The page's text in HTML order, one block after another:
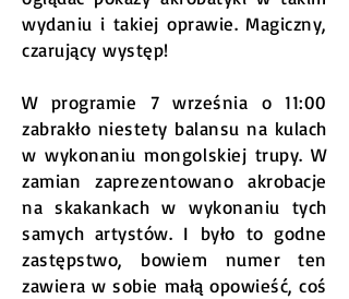
wydaniu i takiej oprawie. Magiczny,
czarujący występ!
W programie 7 września o 11:00
zabrakło niestety balansu na kulach
w wykonaniu mongolskiej trupy. W
zamian zaprezentowano akrobacje
na skakankach w wykonaniu tych
samych artystów. I było to godne
zastępstwo, bowiem numer ten
zawiera w sobie małą opowieść, coś